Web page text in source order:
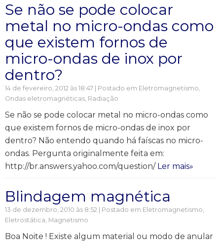
Se não se pode colocar
metal no micro-ondas como
que existem fornos de
micro-ondas de inox por
dentro?
14 de fevereiro, 2012 às 18:47 | Postado em Eletromagnetismo,
Ondas eletromagnéticas, Radiação
Se não se pode colocar metal no micro-ondas como
que existem fornos de micro-ondas de inox por
dentro? Não entendo quando há faíscas no micro-
ondas. Pergunta originalmente feita em:
http://br.answers.yahoo.com/question/ Ler mais»
Blindagem magnética
13 de dezembro, 2010 às 8:52 | Postado em Eletromagnetismo,
Eletrostática, Magnetismo
Boa Noite ! Existe algum material ou modo de anular